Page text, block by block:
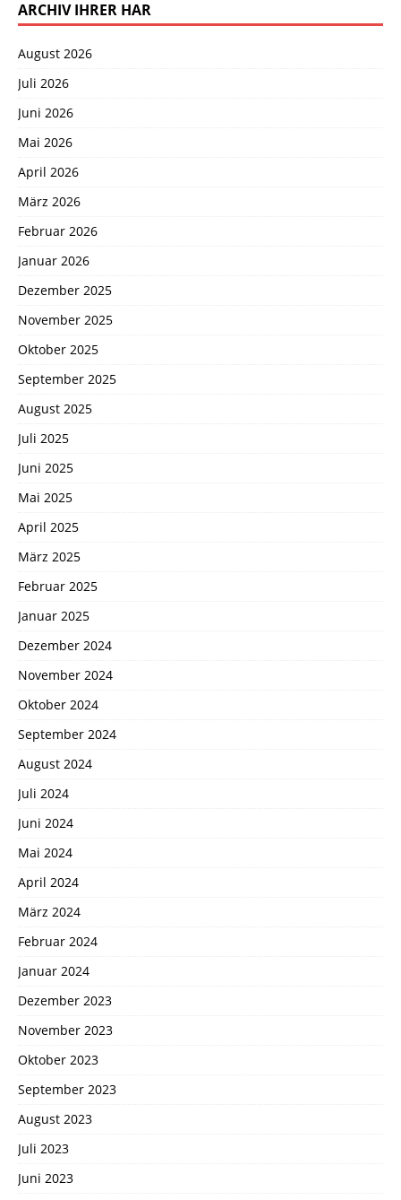
ARCHIV IHRER HAR
August 2026
Juli 2026
Juni 2026
Mai 2026
April 2026
März 2026
Februar 2026
Januar 2026
Dezember 2025
November 2025
Oktober 2025
September 2025
August 2025
Juli 2025
Juni 2025
Mai 2025
April 2025
März 2025
Februar 2025
Januar 2025
Dezember 2024
November 2024
Oktober 2024
September 2024
August 2024
Juli 2024
Juni 2024
Mai 2024
April 2024
März 2024
Februar 2024
Januar 2024
Dezember 2023
November 2023
Oktober 2023
September 2023
August 2023
Juli 2023
Juni 2023